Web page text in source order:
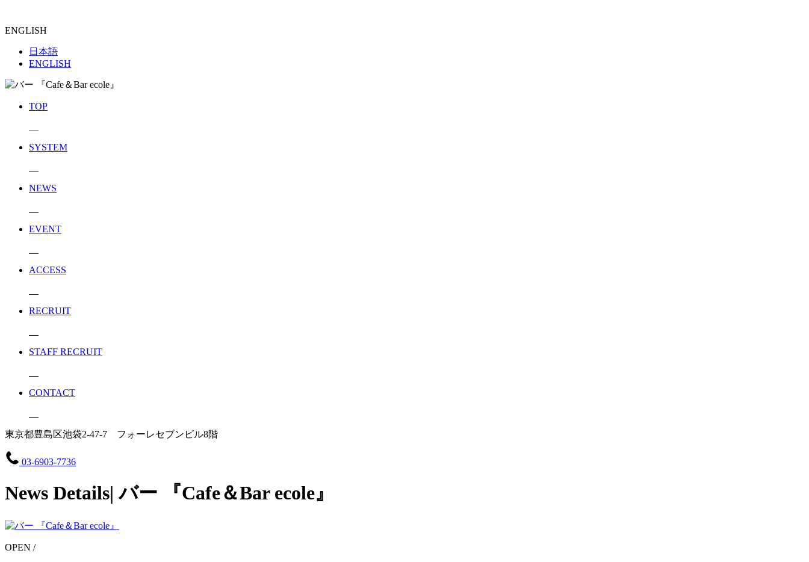
ENGLISH
日本語
ENGLISH
TOP
SYSTEM
NEWS
EVENT
ACCESS
RECRUIT
STAFF RECRUIT
CONTACT
東京都豊島区池袋2-47-7 フォーレセブンビル8階
03-6903-7736
News Details| バー 『Cafe＆Bar ecole』
OPEN /